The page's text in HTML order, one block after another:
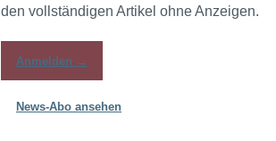
den vollständigen Artikel ohne Anzeigen.
Anmelden →
News-Abo ansehen